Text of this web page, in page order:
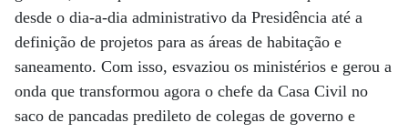
desde o dia-a-dia administrativo da Presidência até a
definição de projetos para as áreas de habitação e
saneamento. Com isso, esvaziou os ministérios e gerou a
onda que transformou agora o chefe da Casa Civil no
saco de pancadas predileto de colegas de governo e